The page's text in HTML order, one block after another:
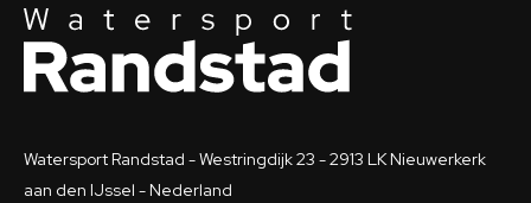
Watersport Randstad - Westringdijk 23 - 2913 LK Nieuwerkerk
aan den IJssel - Nederland